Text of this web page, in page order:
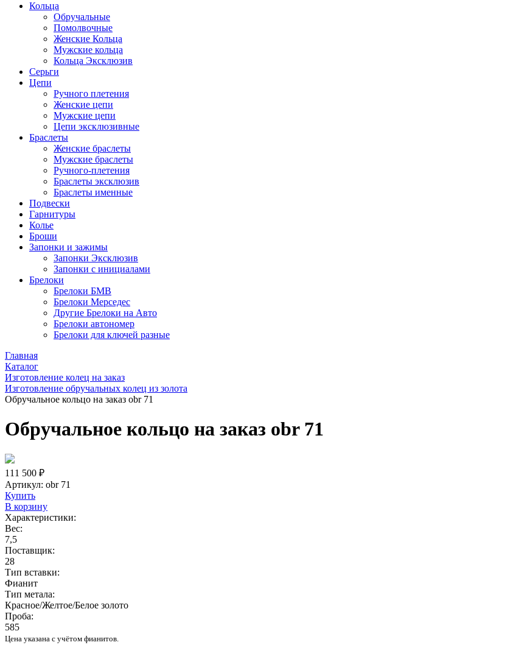
Кольца
Обручальные
Помолвочные
Женские Кольца
Мужские кольца
Кольца Эксклюзив
Серьги
Цепи
Ручного плетения
Женские цепи
Мужские цепи
Цепи эксклюзивные
Браслеты
Женские браслеты
Мужские браслеты
Ручного-плетения
Браслеты эксклюзив
Браслеты именные
Подвески
Гарнитуры
Колье
Броши
Запонки и зажимы
Запонки Эксклюзив
Запонки с инициалами
Брелоки
Брелоки БМВ
Брелоки Мерседес
Другие Брелоки на Авто
Брелоки автономер
Брелоки для ключей разные
Главная
Каталог
Изготовление колец на заказ
Изготовление обручальных колец из золота
Обручальное кольцо на заказ obr 71
Обручальное кольцо на заказ obr 71
111 500 ₽
Артикул: obr 71
Купить
В корзину
Характеристики:
Вес:
7,5
Поставщик:
28
Тип вставки:
Фианит
Тип метала:
Красное/Желтое/Белое золото
Проба:
585
Цена указана с учётом фианитов.